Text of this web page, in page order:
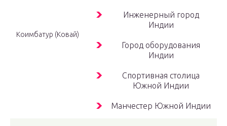
Коимбатур (Ковай)
Инженерный город
Индии
Город оборудования
Индии
Спортивная столица
Южной Индии
Манчестер Южной Индии